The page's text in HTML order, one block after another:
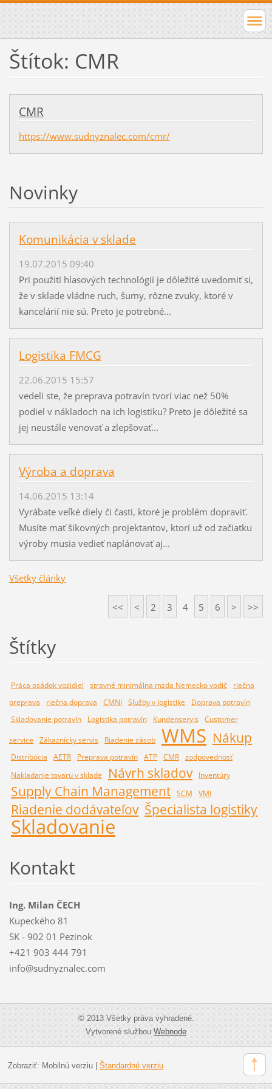
Štítok: CMR
CMR
https://www.sudnyznalec.com/cmr/
Novinky
Komunikácia v sklade
19.07.2015 09:40
Pri použití hlasových technológií je dôležité uvedomiť si,
že v sklade vládne ruch, šumy, rôzne zvuky, ktoré v
kancelárií nie sú. Preto je potrebné...
Logistika FMCG
22.06.2015 15:57
vedeli ste, že preprava potravín tvorí viac než 50%
podiel v nákladoch na ich logistiku? Preto je dôležité sa
jej neustále venovať a zlepšovať...
Výroba a doprava
14.06.2015 13:14
Vyrábate veľké diely či časti, ktoré je problém dopraviť.
Musíte mať šikovných projektantov, ktorí už od začiatku
výroby musia vedieť naplánovať aj...
Všetky články
<< < 2 3 4 5 6 > >>
Štítky
Práca osádok vozidiel stravné minimálna mzda Nemecko vodič
riečna
preprava
riečna doprava CMNI Služby v logistike
Doprava potravín
Skladovanie potravín
Logistika potravín Kundenservis Customer
service
Zákaznícky servis Riadenie zásob WMS Nákup
Distribúcia AETR Preprava potravín ATP CMR zodpovednosť
Nakladanie tovaru v sklade
Návrh skladov Inventúry
Supply Chain Management SCM VMI
Riadenie dodávateľov Špecialista logistiky
Skladovanie
Kontakt
Ing. Milan ČECH
Kupeckého 81
SK - 902 01 Pezinok
+421 903 444 791
info@sudnyznalec.com
© 2013 Všetky práva vyhradené.
Vytvorené službouWebnode
Zobraziť: Mobilnú verziu| Štandardnú verziu